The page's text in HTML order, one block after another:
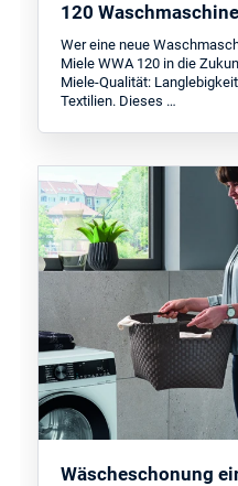
120 Waschmaschine
Wer eine neue
Miele WWA 120 in die
Miele-Qualität:
Textilien. Dieses …
Wäscheschonung